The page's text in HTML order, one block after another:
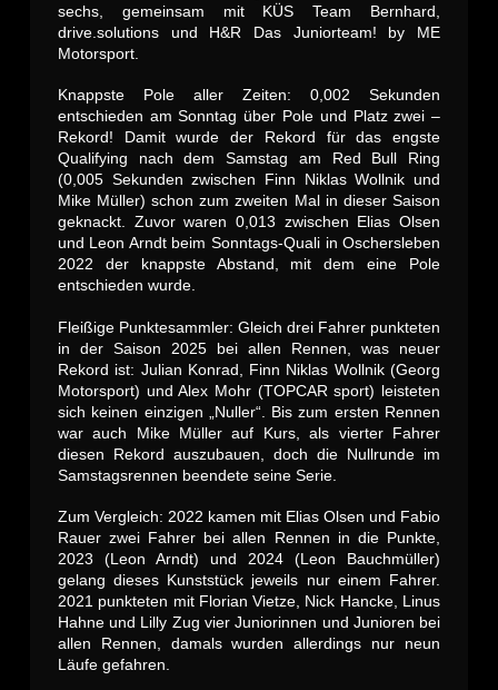
sechs, gemeinsam mit KÜS Team Bernhard,
drive.solutions und H&R Das Juniorteam! by ME
Motorsport.
Knappste Pole aller Zeiten: 0,002 Sekunden
entschieden am Sonntag über Pole und Platz zwei –
Rekord! Damit wurde der Rekord für das engste
Qualifying nach dem Samstag am Red Bull Ring
(0,005 Sekunden zwischen Finn Niklas Wollnik und
Mike Müller) schon zum zweiten Mal in dieser Saison
geknackt. Zuvor waren 0,013 zwischen Elias Olsen
und Leon Arndt beim Sonntags-Quali in Oschersleben
2022 der knappste Abstand, mit dem eine Pole
entschieden wurde.
Fleißige Punktesammler: Gleich drei Fahrer punkteten
in der Saison 2025 bei allen Rennen, was neuer
Rekord ist: Julian Konrad, Finn Niklas Wollnik (Georg
Motorsport) und Alex Mohr (TOPCAR sport) leisteten
sich keinen einzigen „Nuller“. Bis zum ersten Rennen
war auch Mike Müller auf Kurs, als vierter Fahrer
diesen Rekord auszubauen, doch die Nullrunde im
Samstagsrennen beendete seine Serie.
Zum Vergleich: 2022 kamen mit Elias Olsen und Fabio
Rauer zwei Fahrer bei allen Rennen in die Punkte,
2023 (Leon Arndt) und 2024 (Leon Bauchmüller)
gelang dieses Kunststück jeweils nur einem Fahrer.
2021 punkteten mit Florian Vietze, Nick Hancke, Linus
Hahne und Lilly Zug vier Juniorinnen und Junioren bei
allen Rennen, damals wurden allerdings nur neun
Läufe gefahren.